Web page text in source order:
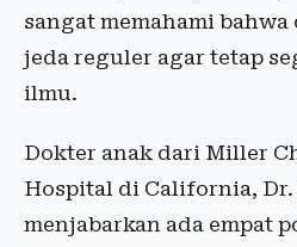
sangat memahami
jeda reguler agar tetap
ilmu.
Dokter anak dari Miller
Hospital di California, Dr.
menjabarkan ada empat